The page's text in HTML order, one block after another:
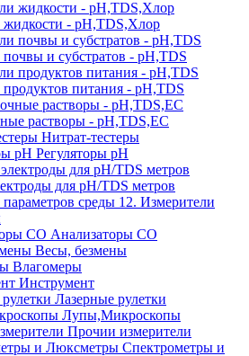
жидкости - pH,TDS,Хлор
и субстратов - pH,TDS
питания - pH,TDS
растворы - pH,TDS,EC
Нитрат-тестеры
Регуляторы pН
для pH/TDS метров
12. Измерители
Анализаторы CO
Весы, безмены
Влагомеры
Инструмент
Лазерные рулетки
Лупы,Микроскопы
Прочии измерители
Спектрометры и